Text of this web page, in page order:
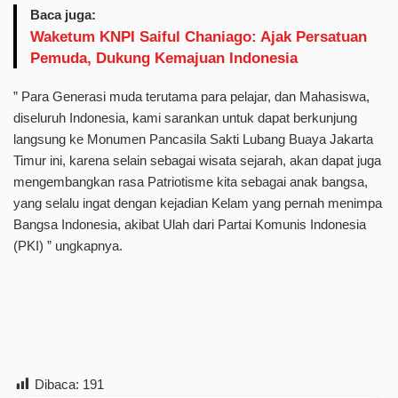
Baca juga:
Waketum KNPI Saiful Chaniago: Ajak Persatuan
Pemuda, Dukung Kemajuan Indonesia
” Para Generasi muda terutama para pelajar, dan Mahasiswa,
diseluruh Indonesia, kami sarankan untuk dapat berkunjung
langsung ke Monumen Pancasila Sakti Lubang Buaya Jakarta
Timur ini, karena selain sebagai wisata sejarah, akan dapat juga
mengembangkan rasa Patriotisme kita sebagai anak bangsa,
yang selalu ingat dengan kejadian Kelam yang pernah menimpa
Bangsa Indonesia, akibat Ulah dari Partai Komunis Indonesia
(PKI) ” ungkapnya.
Dibaca: 191